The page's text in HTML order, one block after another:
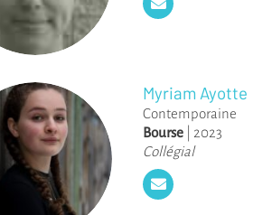
Myriam Ayotte
Contemporaine
Bourse
2023
Collégial